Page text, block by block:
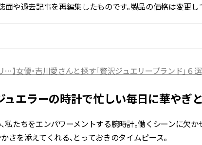
面や過去記事を再編集したものです。製品の価格は変更し
…】女優・吉川愛さんと探す「贅沢ジュエリーブランド」６選
ュエラーの時計で忙しい毎日に華やぎ
私たちをエンパワーメントする腕時計。働くシーンに欠
さを添えてくれる、とっておきのタイムピース。
BEAUTY Aug, 5, 2026
プローチ！【透明感を底上げ
BEAUTY Aug, 5, 2026
ボ」を。新【SOFINA BASIC＋
のお手入れでうるおってなめら
シィ]
BEAUTY Aug, 5, 2026